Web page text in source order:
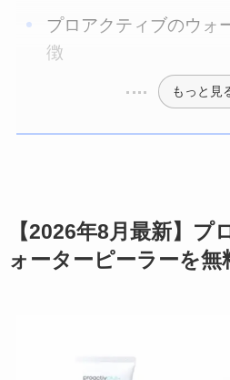
プロアクティブのウォ
徴
もっと見
【2026年8月最新】プ
ォーターピーラーを